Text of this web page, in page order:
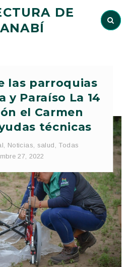
DE
las parroquias
y Paraíso La 14
el Carmen
técnicas
Noticias salud
Todas
27, 2022